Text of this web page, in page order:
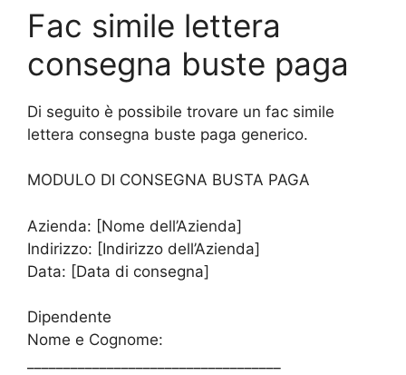
Fac simile lettera
consegna buste paga
Di seguito è possibile trovare un fac simile
lettera consegna buste paga generico.
MODULO DI CONSEGNA BUSTA PAGA
Azienda: [Nome dell’Azienda]
Indirizzo: [Indirizzo dell’Azienda]
Data: [Data di consegna]
Dipendente
Nome e Cognome: